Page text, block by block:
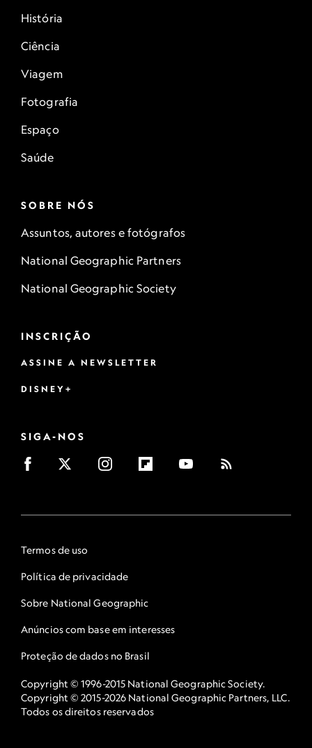
História
Ciência
Viagem
Fotografia
Espaço
Saúde
SOBRE NÓS
Assuntos, autores e fotógrafos
National Geographic Partners
National Geographic Society
INSCRIÇÃO
ASSINE A NEWSLETTER
DISNEY+
SIGA-NOS
Termos de uso
Política de privacidade
Sobre National Geographic
Anúncios com base em interesses
Proteção de dados no Brasil
Copyright © 1996-2015 National Geographic Society.
Copyright © 2015-2026 National Geographic Partners, LLC.
Todos os direitos reservados